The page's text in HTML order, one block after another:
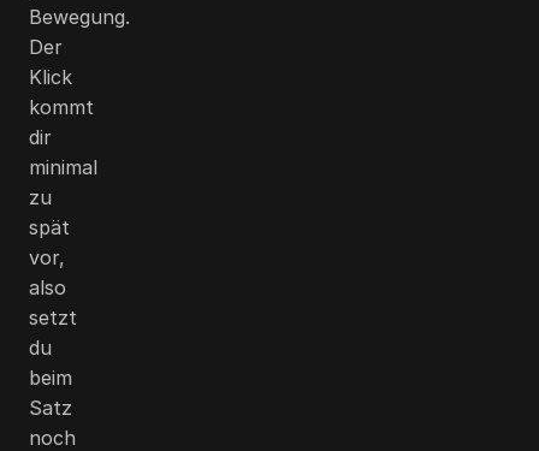
Bewegung.
Der
Klick
kommt
dir
minimal
zu
spät
vor,
also
setzt
du
beim
Satz
noch